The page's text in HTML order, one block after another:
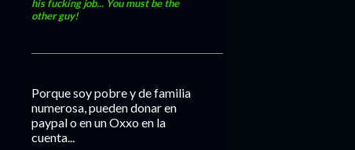
his fucking job... You must be the
other guy!
Porque soy pobre y de familia
numerosa, pueden donar en
paypal o en un Oxxo en la
cuenta...